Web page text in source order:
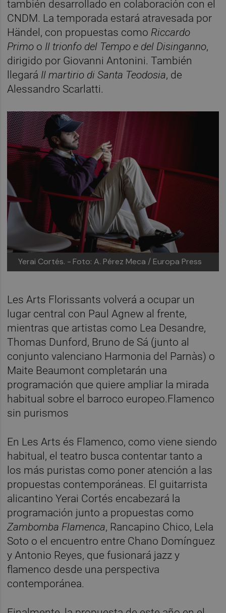
también desarrollado en colaboración con el
CNDM. La temporada estará atravesada por
Händel, con propuestas como Riccardo
Primo o Il trionfo del Tempo e del Disinganno,
dirigido por Giovanni Antonini. También
llegará Il martirio di Santa Teodosia, de
Alessandro Scarlatti.
Yerai Cortés. - Foto: A. Pérez Meca / Europa Press
Les Arts Florissants volverá a ocupar un
lugar central con Paul Agnew al frente,
mientras que artistas como Lea Desandre,
Thomas Dunford, Bruno de Sá (junto al
conjunto valenciano Harmonia del Parnàs) o
Maite Beaumont completarán una
programación que quiere ampliar la mirada
habitual sobre el barroco europeo.Flamenco
sin purismos
En Les Arts és Flamenco, como viene siendo
habitual, el teatro busca contentar tanto a
los más puristas como poner atención a las
propuestas contemporáneas. El guitarrista
alicantino Yerai Cortés encabezará la
programación junto a propuestas como
Zambomba Flamenca, Rancapino Chico, Lela
Soto o el encuentro entre Chano Domínguez
y Antonio Reyes, que fusionará jazz y
flamenco desde una perspectiva
contemporánea.